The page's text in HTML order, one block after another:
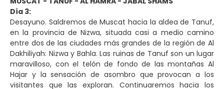
Día 3:
Desayuno. Saldremos de Muscat hacia la aldea de Tanuf,
en la provincia de Nizwa, situada casi a medio camino
entre dos de las ciudades más grandes de la región de Al
Dakhiliyah: Nizwa y Bahla. Las ruinas de Tanuf son un lugar
maravilloso, con el telón de fondo de las montañas Al
Hajar y la sensación de asombro que provocan a los
visitantes que las exploran. Continuaremos hacia los